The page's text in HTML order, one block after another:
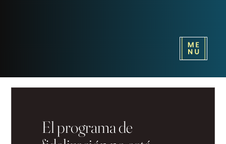
El programa de